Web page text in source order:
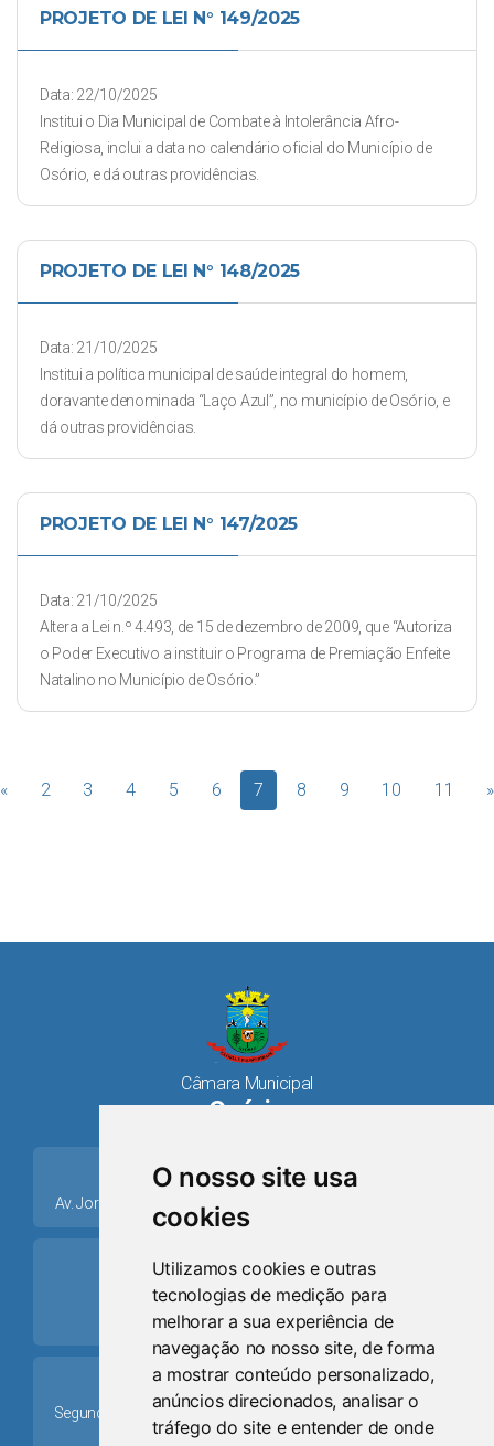
O nosso site usa
cookies
Utilizamos cookies e outras
tecnologias de medição para
melhorar a sua experiência de
navegação no nosso site, de forma
a mostrar conteúdo personalizado,
anúncios direcionados, analisar o
tráfego do site e entender de onde
PROJETO DE LEI N° 149/2025
Data: 22/10/2025
Institui o Dia Municipal de Combate à Intolerância Afro-
Religiosa, inclui a data no calendário oficial do Município de
Osório, e dá outras providências.
PROJETO DE LEI N° 148/2025
Data: 21/10/2025
Institui a política municipal de saúde integral do homem,
doravante denominada “Laço Azul”, no município de Osório, e
dá outras providências.
PROJETO DE LEI N° 147/2025
Data: 21/10/2025
Altera a Lei n.º 4.493, de 15 de dezembro de 2009, que “Autoriza
o Poder Executivo a instituir o Programa de Premiação Enfeite
Natalino no Município de Osório.”
« 2 3 4 5 6 7 8 9 10 11 »
Câmara Municipal
Osório
place
Av. Jorge Dariva, 1211, Centro CEP: 95520.000 - Osório/RS
ring_volume
Telefone
(51) 9 8024-0884
Schedule
Segunda-feira a Sexta-feira: 08h às 12h e das 13h30min às
17h30min